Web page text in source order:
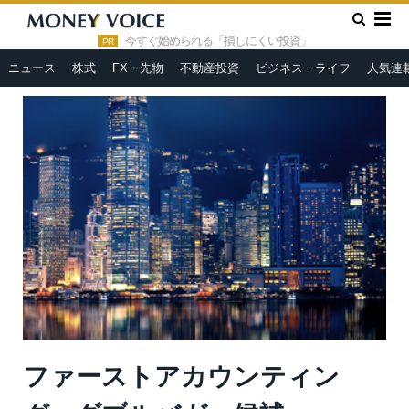
PR 今すぐ始められる「損しにくい投資」
ニュース 株式 FX・先物 不動産投資 ビジネス・ライフ 人気連
HOME » 市況ヘッドライン
ファーストアカウンティング：ダ
ブルバガー候補、「SaaSの死」に該当しにくい「経理に特化した
ファーストアカウンティン